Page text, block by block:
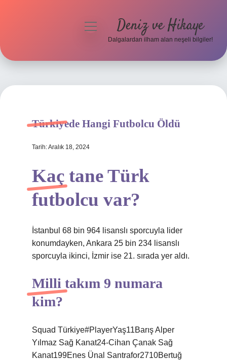
Hakkımızda
menüyü
Deniz ve Hikaye
Dalgalardan ilham alan neşeli bilgiler!
Türkiyede Hangi Futbolcu Öldü
Tarih: Aralık 18, 2024
Kaç tane Türk
futbolcu var?
İstanbul 68 bin 964 lisanslı sporcuyla lider
konumdayken, Ankara 25 bin 234 lisanslı
sporcuyla ikinci, İzmir ise 21. sırada yer aldı.
Milli takım 9 numara
kim?
Squad Türkiye#PlayerYaş11Barış Alper
Yılmaz Sağ Kanat24-Cihan Çanak Sağ
Kanat199Enes Ünal Santrafor2710Bertuğ